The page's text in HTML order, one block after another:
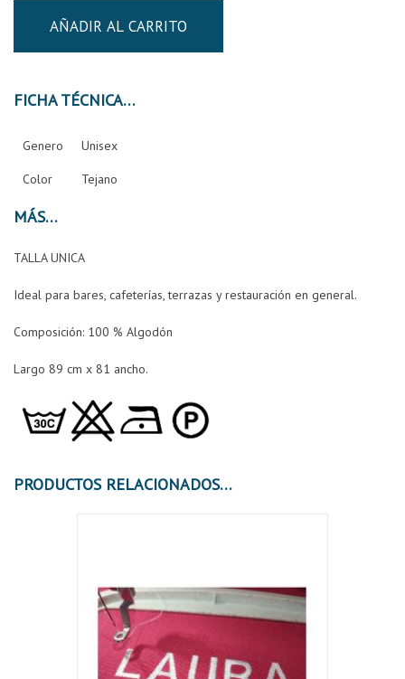
AÑADIR AL CARRITO
FICHA TÉCNICA
Genero Unisex
Color Tejano
MÁS
TALLA UNICA
Ideal para bares, cafeterías, terrazas y restauración en general.
Composición: 100 % Algodón
Largo 89 cm x 81 ancho.
PRODUCTOS RELACIONADOS